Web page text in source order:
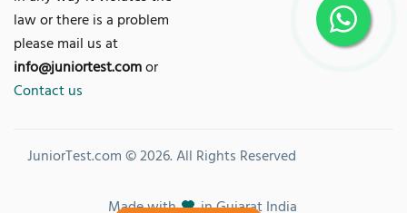
law or there is a problem
please mail us at
info@juniortest.comor
Contact us
JuniorTest.com © 2026. All Rights Reserved
Made with in Gujarat India